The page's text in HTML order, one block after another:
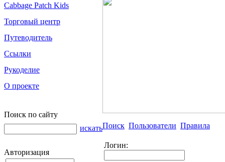
Cabbage Patch Kids
Торговый центр
Путеводитель
Ссылки
Рукоделие
О проекте
Поиск по сайту
искать
Авторизация
Поиск Пользователи Правила
Логин: